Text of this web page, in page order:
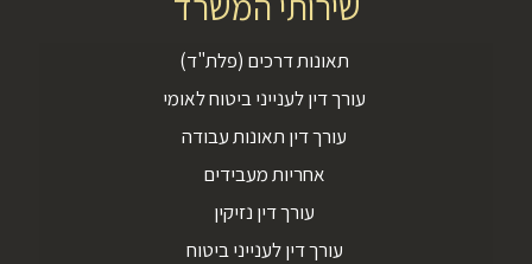
תאונות דרכים (פלת"ד)
עורך דין לענייני ביטוח לאומי
עורך דין תאונות עבודה
אחריות מעבידים
עורך דין נזיקין
עורך דין לענייני ביטוח